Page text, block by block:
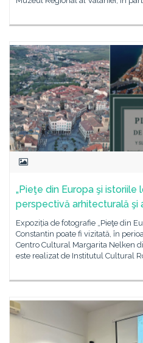
„Pieţe din Europa şi istoriile
perspectivă arhitecturală şi
Expoziția de fotografie „Pieţe din
Constantin poate fi vizitată, în
Centro Cultural Margarita Nelken
este realizat de Institutul Cultural